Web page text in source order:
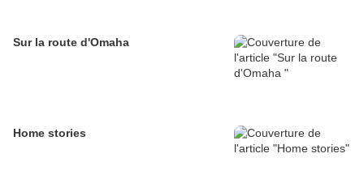
Sur la route d'Omaha
Home stories